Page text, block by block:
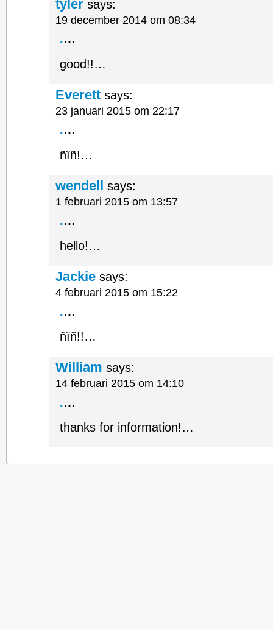
tyler says:
19 december 2014 om 08:34
.…
good!!…
Everett says:
23 januari 2015 om 22:17
.…
ñïñ!…
wendell says:
1 februari 2015 om 13:57
.…
hello!…
Jackie says:
4 februari 2015 om 15:22
.…
ñïñ!!…
William says:
14 februari 2015 om 14:10
.…
thanks for information!…